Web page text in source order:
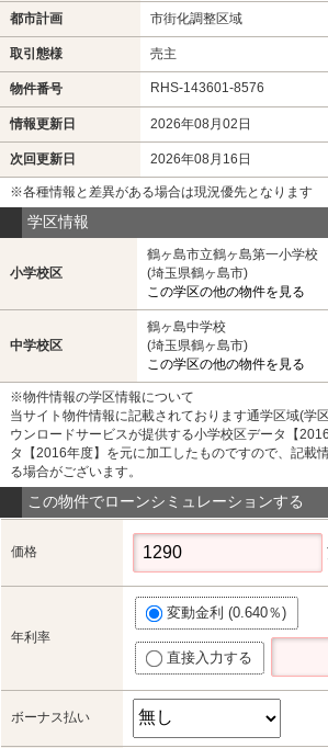
都市計画 市街化調整区域
取引態様 売主
物件番号 RHS-143601-8576
情報更新日 2026年08月02日
次回更新日 2026年08月16日
※各種情報と差異がある場合は現況優先となります
学区情報
小学校区
鶴ヶ島市立鶴ヶ島第一小学校
(埼玉県鶴ヶ島市)
この学区の他の物件を見る
中学校区
鶴ヶ島中学校
(埼玉県鶴ヶ島市)
この学区の他の物件を見る
※物件情報の学区情報について
当サイト物件情報に記載されております通学区域(学
ウンロードサービスが提供する小学校区データ【
タ【2016年度】を元に加工したものですので、記載
る場合がございます。
この物件でローンシミュレーションする
価格
年利率
変動金利 (0.640％)
直接入力する
ボーナス払い